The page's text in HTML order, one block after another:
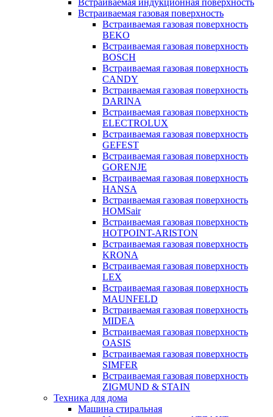
Встраиваемая индукционная поверхность
Встраиваемая газовая поверхность
Встраиваемая газовая поверхность
BEKO
Встраиваемая газовая поверхность
BOSCH
Встраиваемая газовая поверхность
CANDY
Встраиваемая газовая поверхность
DARINA
Встраиваемая газовая поверхность
ELECTROLUX
Встраиваемая газовая поверхность
GEFEST
Встраиваемая газовая поверхность
GORENJE
Встраиваемая газовая поверхность
HANSA
Встраиваемая газовая поверхность
HOMSair
Встраиваемая газовая поверхность
HOTPOINT-ARISTON
Встраиваемая газовая поверхность
KRONA
Встраиваемая газовая поверхность
LEX
Встраиваемая газовая поверхность
MAUNFELD
Встраиваемая газовая поверхность
MIDEA
Встраиваемая газовая поверхность
OASIS
Встраиваемая газовая поверхность
SIMFER
Встраиваемая газовая поверхность
ZIGMUND & STAIN
Техника для дома
Машина стиральная